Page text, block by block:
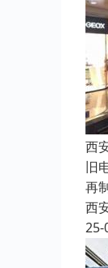
西
旧
再
西
25-